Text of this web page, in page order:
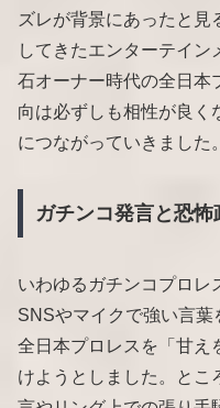
ズレが背景にあったと見
してきたエンターテイン
石オーナー時代の全日本
向は必ずしも相性が良く
につながっていきました。
ガチンコ発言と恐
いわゆるガチンコプロレ
SNSやマイクで強い言
全日本プロレスを「甘え
けようとしました。とこ